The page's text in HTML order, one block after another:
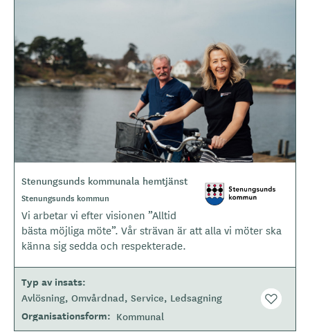
d
e
r
o
p
Stenungsunds kommunala hemtjänst
O
r
å
d
e
Stenungsunds kommun
Vi arbetar vi efter visionen ”Alltid
bästa möjliga möte”. Vår strävan är att alla vi möter ska
känna sig sedda och respekterade.
Typ av insats
Avlösning Omvårdnad Service Ledsagning
Organisationsform Kommunal